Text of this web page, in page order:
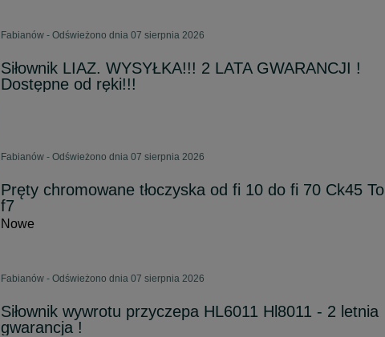
Fabianów - Odświeżono dnia 07 sierpnia 2026
Siłownik LIAZ. WYSYŁKA!!! 2 LATA GWARANCJI !
Dostępne od ręki!!!
Fabianów - Odświeżono dnia 07 sierpnia 2026
Pręty chromowane tłoczyska od fi 10 do fi 70 Ck45 Tol
f7
Nowe
Fabianów - Odświeżono dnia 07 sierpnia 2026
Siłownik wywrotu przyczepa HL6011 Hl8011 - 2 letnia
gwarancja !